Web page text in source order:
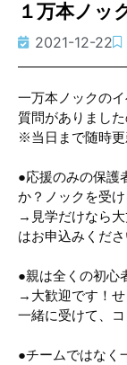
１万本ノッ
2021-12-22
一万本ノックの
質問がありまし
※当日まで随時
●応援のみの保護
か？ノックを受
→見学だけなら
はお申込みくださ
●親は全くの初心
→大歓迎です！
一緒に受けて、
●チームではなく